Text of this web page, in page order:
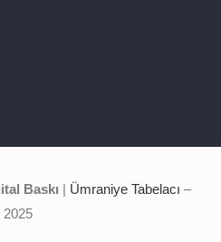
Baskı | Ümraniye Tabelacı –
2025